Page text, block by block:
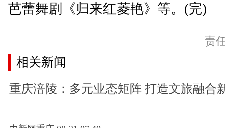
芭蕾舞剧《归来红菱艳》等。(完)
责
相关新闻
重庆涪陵：多元业态矩阵 打造文旅融合